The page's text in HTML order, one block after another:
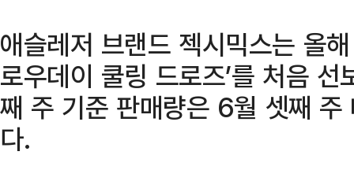
애슬레저 브랜드 젝시믹스는 올
로우데이 쿨링 드로즈’를 처음
째 주 기준 판매량은 6월 셋째
다.